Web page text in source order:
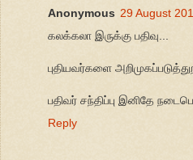
Anonymous 29 August
கலக்கலா இருக்கு பதிவு...
புதியவர்களை
பதிவர் சந்திப்பு இனிதே
Reply